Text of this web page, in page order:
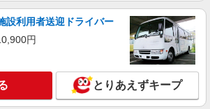
時給1,438円
群馬県太田市新田市野井町771-1
詳細を見る
設利用者送迎ドライバー
円
とりあえずキープ